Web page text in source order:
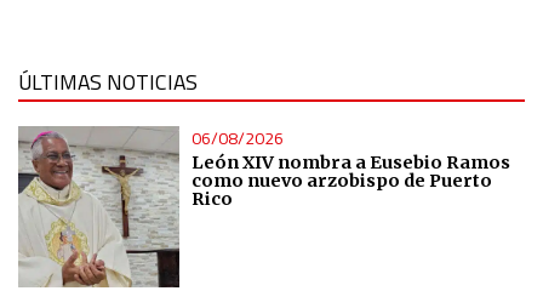
ÚLTIMAS NOTICIAS
06/08/2026
León XIV nombra a Eusebio Ramos
como nuevo arzobispo de Puerto
Rico